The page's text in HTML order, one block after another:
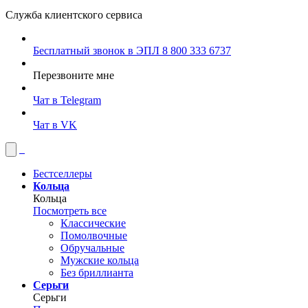
Служба клиентского сервиса
Бесплатный звонок в ЭПЛ 8 800 333 6737
Перезвоните мне
Чат в Telegram
Чат в VK
Бестселлеры
Кольца
Кольца
Посмотреть все
Классические
Помолвочные
Обручальные
Мужские кольца
Без бриллианта
Серьги
Серьги